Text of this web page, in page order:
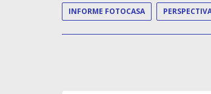
INFORME FOTOCASA